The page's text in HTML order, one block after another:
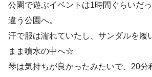
公園で遊ぶイベントは1時間ぐらいだ
違う公園へ。
汗で服は濡れていたし、サンダルを履
まま噴水の中へ☆
琴は気持ちが良かったみたいで、20分